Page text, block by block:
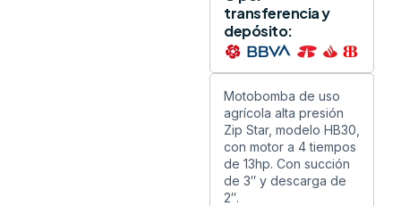
transferencia y
depósito:
Motobomba de uso
agrícola alta presión
Zip Star, modelo HB30,
con motor a 4 tiempos
de 13hp. Con succión
de 3″ y descarga de
2″.